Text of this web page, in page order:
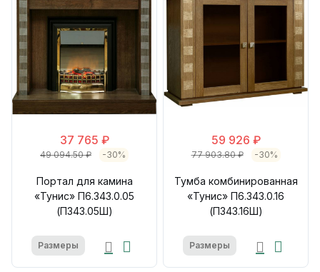
37 765 ₽
49 094.50 ₽ -30%
Портал для камина
«Тунис» П6.343.0.05
(П343.05Ш)
Размеры
59 926 ₽
77 903.80 ₽ -30%
Тумба комбинированная
«Тунис» П6.343.0.16
(П343.16Ш)
Размеры